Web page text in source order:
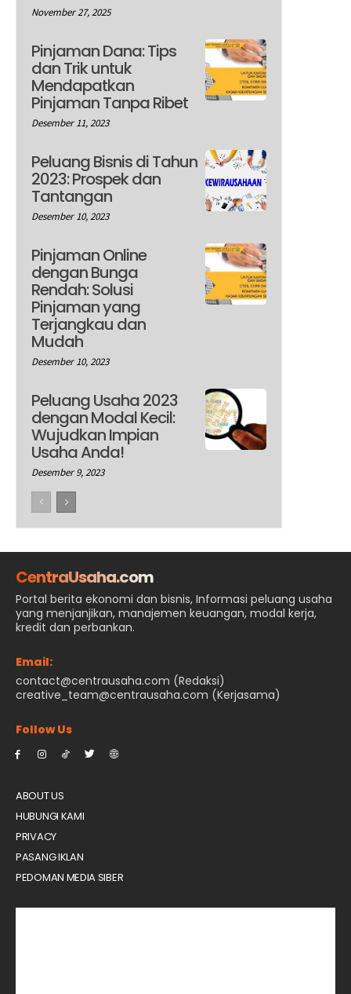
November 27, 2025
Pinjaman Dana: Tips
dan Trik untuk
Mendapatkan
Pinjaman Tanpa Ribet
Desember 11, 2023
Peluang Bisnis di Tahun
2023: Prospek dan
Tantangan
Desember 10, 2023
Pinjaman Online
dengan Bunga
Rendah: Solusi
Pinjaman yang
Terjangkau dan
Mudah
Desember 10, 2023
Peluang Usaha 2023
dengan Modal Kecil:
Wujudkan Impian
Usaha Anda!
Desember 9, 2023
CentraUsaha.com
Portal berita ekonomi dan bisnis, Informasi peluang usaha
yang menjanjikan, manajemen keuangan, modal kerja,
kredit dan perbankan.
Email:
contact@centrausaha.com (Redaksi)
creative_team@centrausaha.com (Kerjasama)
Follow Us
ABOUT US
HUBUNGI KAMI
PRIVACY
PASANG IKLAN
PEDOMAN MEDIA SIBER